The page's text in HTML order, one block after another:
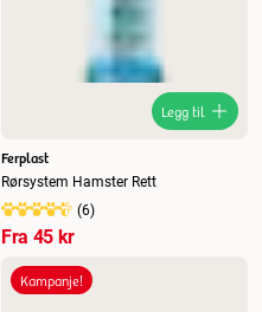
Legg til
Ferplast
Rørsystem Hamster Rett
(6)
Fra 45 kr
Kampanje!